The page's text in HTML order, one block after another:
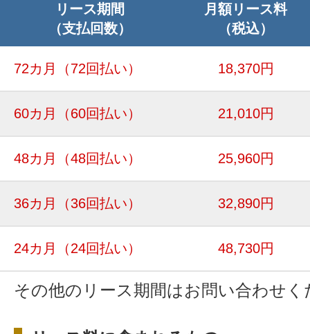
リース期間
（支払回数）
月額リース料
（税込）
72カ月 （72回払い） 18,370円
60カ月 （60回払い） 21,010円
48カ月 （48回払い） 25,960円
36カ月 （36回払い） 32,890円
24カ月 （24回払い） 48,730円
その他のリース期間はお問い合わせく